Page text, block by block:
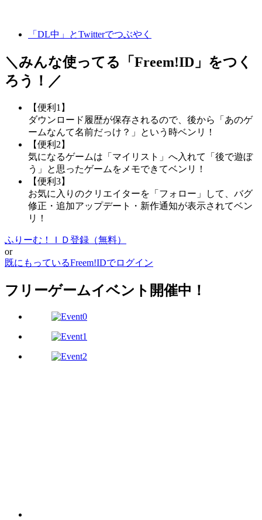
「DL中」とTwitterでつぶやく
＼みんな使ってる「 Freem!ID 」をつく
ろう！／
【便利1】
ダウンロード履歴が保存されるので、後から「あのゲ
ームなんて名前だっけ？」という時ベンリ！
【便利2】
気になるゲームは「マイリスト」へ入れて「後で遊ぼ
う」と思ったゲームをメモできてベンリ！
【便利3】
お気に入りのクリエイターを「フォロー」して、バグ
修正・追加アップデート・新作通知が表示されてベン
リ！
ふりーむ！ＩＤ登録（無料）
or
既にもっているFreem!IDでログイン
フリーゲームイベント開催中！